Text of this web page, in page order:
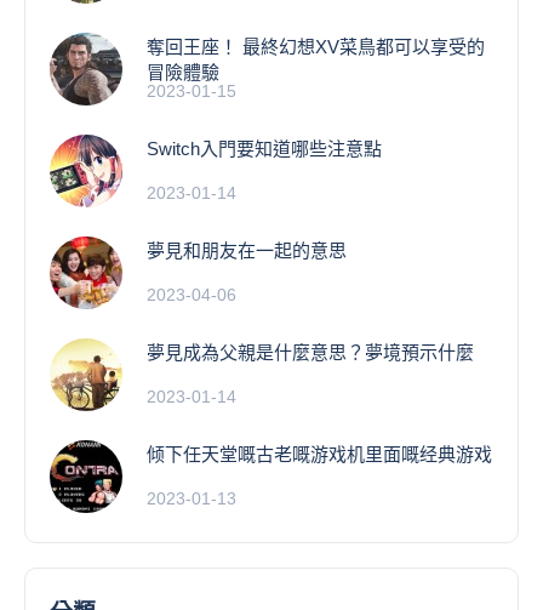
奪回王座！ 最終幻想XV菜鳥都可以享受的
冒險體驗
2023-01-15
Switch入門要知道哪些注意點
2023-01-14
夢見和朋友在一起的意思
2023-04-06
夢見成為父親是什麼意思？夢境預示什麼
2023-01-14
倾下任天堂嘅古老嘅游戏机里面嘅经典游戏
2023-01-13